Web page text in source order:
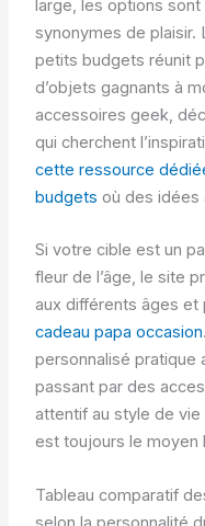
large, les options
synonymes de plaisir.
petits budgets réunit
d’objets gagnants à
accessoires geek,
qui cherchent
cette ressource
budgets où des idées
Si votre cible est un
fleur de l’âge, le site
aux différents âges
cadeau papa occasion
personnalisé pratique
passant par des
attentif au style de
est toujours le moyen
Tableau comparatif